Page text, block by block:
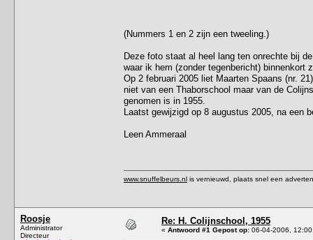
(Nummers 1 en 2 zijn een tweeling.)
Deze foto staat al heel lang ten onrechte bij
waar ik hem (zonder tegenbericht) binnenkort
Op 2 februari 2005 liet Maarten Spaans (nr.
niet van een Thaborschool maar van de
genomen is in 1955.
Laatst gewijzigd op 8 augustus 2005, na een
Leen Ammeraal
www.snuffelbeurs.nl is vernieuwd, plaats snel een
Roosje
Administrator
Directeur
Re: H. Colijnschool, 1955
« Antwoord #1 Gepost op: 06-04-2006,